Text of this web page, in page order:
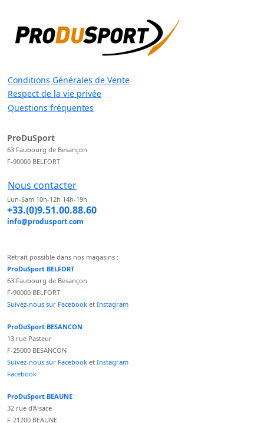
Conditions Générales de Vente
Respect de la vie privée
Questions fréquentes
ProDuSport
63 Faubourg de Besançon
F-90000 BELFORT
Nous contacter
Lun-Sam 10h-12h 14h-19h
+33.(0)9.51.00.88.60
info@produsport.com
Retrait possible dans nos magasins :
ProDuSport BELFORT
63 Faubourg de Besançon
F-90000 BELFORT
Suivez-nous sur Facebook et Instagram
ProDuSport BESANCON
13 rue Pasteur
F-25000 BESANCON
Suivez-nous sur Facebook et Instagram
Facebook
ProDuSport BEAUNE
32 rue d'Alsace
F-21200 BEAUNE